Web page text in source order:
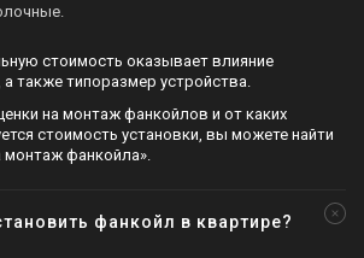
стоимость оказывает влияние
также типоразмер устройства.
на монтаж фанкойлов и от каких
стоимость установки, вы можете найти
фанкойла».
фанкойл в квартире?